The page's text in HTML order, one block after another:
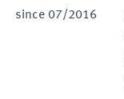
since 07/2016